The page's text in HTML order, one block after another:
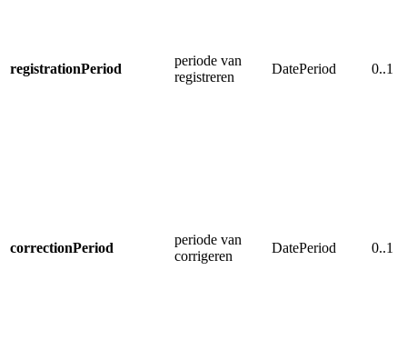
registrationPeriod
periode van
registreren
DatePeriod 0..1
correctionPeriod
periode van
corrigeren
DatePeriod 0..1